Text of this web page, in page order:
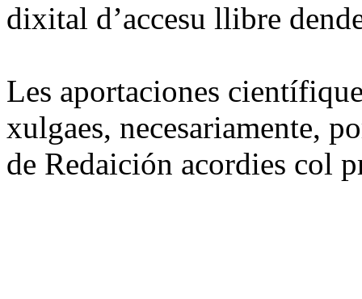
dixital d’accesu llibre
Les aportaciones
xulgaes, necesariamente,
de Redaición acordies col